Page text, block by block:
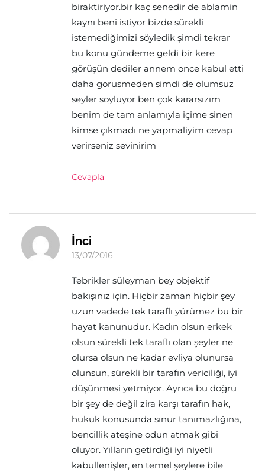
biraktiriyor.bir kaç senedir de ablamin
kaynı beni istiyor bizde sürekli
istemediğimizi söyledik şimdi tekrar
bu konu gündeme geldi bir kere
görüşün dediler annem once kabul etti
daha gorusmeden simdi de olumsuz
seyler soyluyor ben çok kararsızım
benim de tam anlamıyla içime sinen
kimse çıkmadı ne yapmaliyim cevap
verirseniz sevinirim
Cevapla
İnci
13/07/2016
Tebrikler süleyman bey objektif
bakışınız için. Hiçbir zaman hiçbir şey
uzun vadede tek taraflı yürümez bu bir
hayat kanunudur. Kadın olsun erkek
olsun sürekli tek taraflı olan şeyler ne
olursa olsun ne kadar evliya olunursa
olunsun, sürekli bir tarafın vericiliği, iyi
düşünmesi yetmiyor. Ayrıca bu doğru
bir şey de değil zira karşı tarafın hak,
hukuk konusunda sınur tanımazlığına,
bencillik ateşine odun atmak gibi
oluyor. Yılların getirdiği iyi niyetli
kabullenişler, en temel şeylere bile